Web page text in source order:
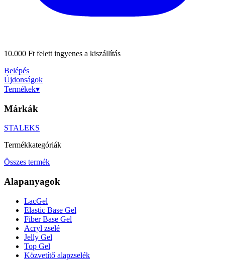
10.000 Ft felett ingyenes a kiszállítás
Belépés
Újdonságok
Termékek▾
Márkák
STALEKS
Termékkategóriák
Összes termék
Alapanyagok
LacGel
Elastic Base Gel
Fiber Base Gel
Acryl zselé
Jelly Gel
Top Gel
Közvetítő alapzselék